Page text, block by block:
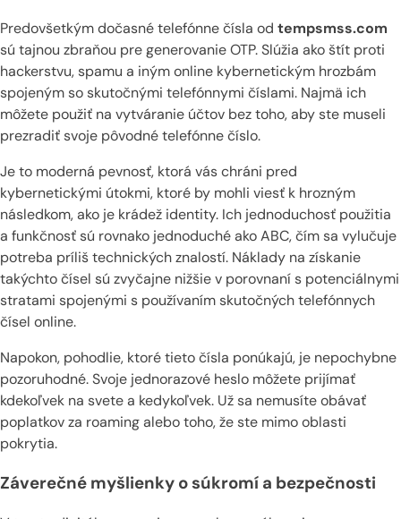
Predovšetkým dočasné telefónne čísla od tempsmss.com
sú tajnou zbraňou pre generovanie OTP. Slúžia ako štít proti
hackerstvu, spamu a iným online kybernetickým hrozbám
spojeným so skutočnými telefónnymi číslami. Najmä ich
môžete použiť na vytváranie účtov bez toho, aby ste museli
prezradiť svoje pôvodné telefónne číslo.
Je to moderná pevnosť, ktorá vás chráni pred
kybernetickými útokmi, ktoré by mohli viesť k hrozným
následkom, ako je krádež identity. Ich jednoduchosť použitia
a funkčnosť sú rovnako jednoduché ako ABC, čím sa vylučuje
potreba príliš technických znalostí. Náklady na získanie
takýchto čísel sú zvyčajne nižšie v porovnaní s potenciálnymi
stratami spojenými s používaním skutočných telefónnych
čísel online.
Napokon, pohodlie, ktoré tieto čísla ponúkajú, je nepochybne
pozoruhodné. Svoje jednorazové heslo môžete prijímať
kdekoľvek na svete a kedykoľvek. Už sa nemusíte obávať
poplatkov za roaming alebo toho, že ste mimo oblasti
pokrytia.
Záverečné myšlienky o súkromí a bezpečnosti